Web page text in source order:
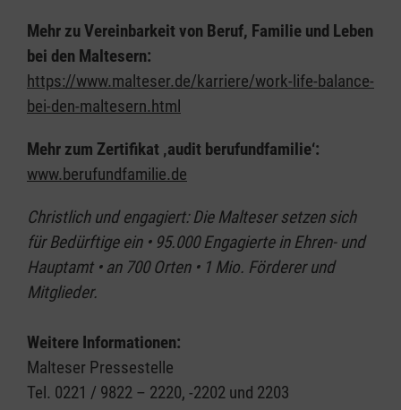
Mehr zu Vereinbarkeit von Beruf, Familie und Leben
bei den Maltesern:
https://www.malteser.de/karriere/work-life-balance-
bei-den-maltesern.html
Mehr zum Zertifikat ‚audit berufundfamilie‘:
www.berufundfamilie.de
Christlich und engagiert: Die Malteser setzen sich
für Bedürftige ein • 95.000 Engagierte in Ehren- und
Hauptamt • an 700 Orten • 1 Mio. Förderer und
Mitglieder.
Weitere Informationen:
Malteser Pressestelle
Tel. 0221 / 9822 – 2220, -2202 und 2203